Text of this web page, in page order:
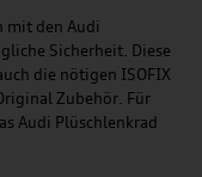
mit den Audi
Sicherheit. Diese
die nötigen ISOFIX
Zubehör. Für
Audi Plüschlenkrad